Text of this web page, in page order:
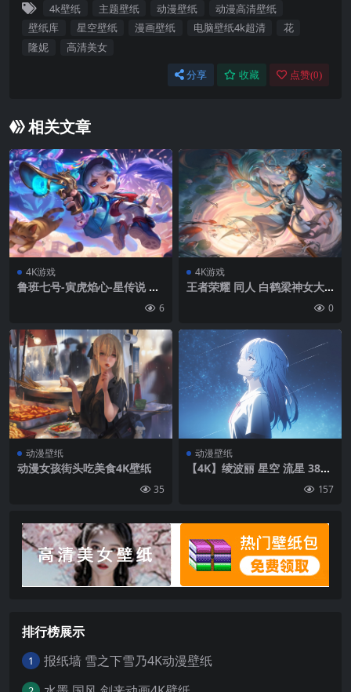
4k壁纸 主题壁纸 动漫壁纸
动漫高清壁纸
壁纸库
星空壁纸 漫画壁纸 电脑壁纸4k超清
花
隆妮
高清美女
分享 收藏 点赞(0)
相关文章
4K游戏
鲁班七号-寅虎焰心-星传说 王
6
4K游戏
王者荣耀 同人 白鹤梁神女大
0
动漫壁纸
动漫女孩街头吃美食4K壁纸
35
动漫壁纸
【4K】绫波丽 星空 流星 3840
157
排行榜展示
1 报纸墙 雪之下雪乃4K动漫壁纸